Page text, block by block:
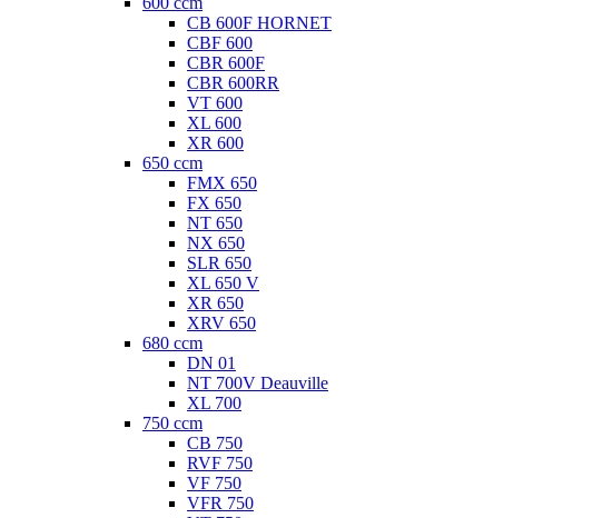
CB 600F HORNET
CBF 600
CBR 600F
CBR 600RR
VT 600
XL 600
XR 600
650 ccm
FMX 650
FX 650
NT 650
NX 650
SLR 650
XL 650 V
XR 650
XRV 650
680 ccm
DN 01
NT 700V Deauville
XL 700
750 ccm
CB 750
RVF 750
VF 750
VFR 750